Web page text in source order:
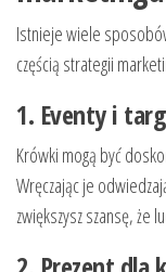
Istnieje wiele
częścią strategii
1. Eventy i
Krówki mogą być
Wręczając je
zwiększysz szansę, że